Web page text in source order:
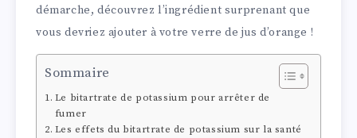
démarche, découvrez l’ingrédient surprenant que
vous devriez ajouter à votre verre de jus d’orange !
Sommaire
Le bitartrate de potassium pour arrêter de
fumer
Les effets du bitartrate de potassium sur la santé